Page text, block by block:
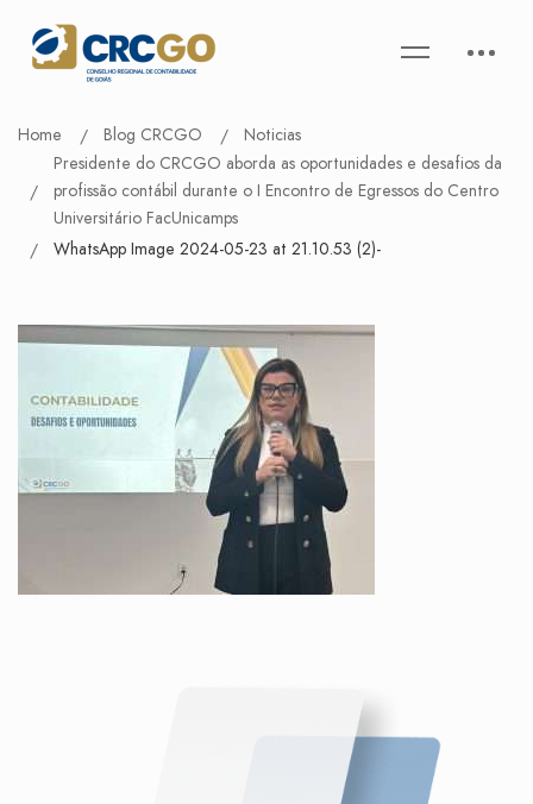
Home Blog CRCGO
Noticias
Presidente do CRCGO aborda as oportunidades e desafios da
profissão contábil durante o I Encontro de Egressos do Centro
Universitário FacUnicamps
WhatsApp Image 2024-05-23 at 21.10.53 (2)-